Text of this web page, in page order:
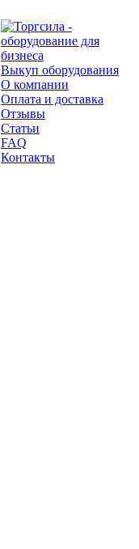
Выкуп оборудования
О компании
Оплата и доставка
Отзывы
Статьи
FAQ
Контакты